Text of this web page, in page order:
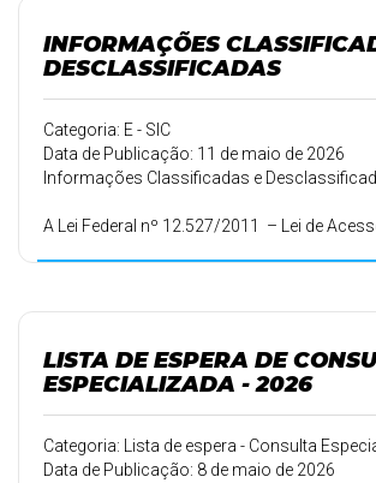
apenas nos casos previstos em lei. Além
que as informações de interesse coletivo
divulgadas de forma proativa, especialm
INFORMAÇÕES
DESCLASSIFICADAS
Categoria: E - SIC
Data de Publicação: 11 de maio de 2026
Informações Classificadas e
A Lei Federal nº 12.527/2011 – Lei de
LISTA DE ESPERA DE
ESPECIALIZADA - 2026
Categoria: Lista de espera - Consulta
Data de Publicação: 8 de maio de 2026